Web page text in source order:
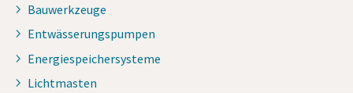
Bauwerkzeuge
Entwässerungspumpen
Energiespeichersysteme
Lichtmasten